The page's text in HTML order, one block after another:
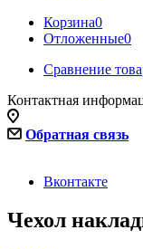
Корзина0
Отложенные0
Сравнение
Контактная
Обратная связь
Вконтакте
Чехол